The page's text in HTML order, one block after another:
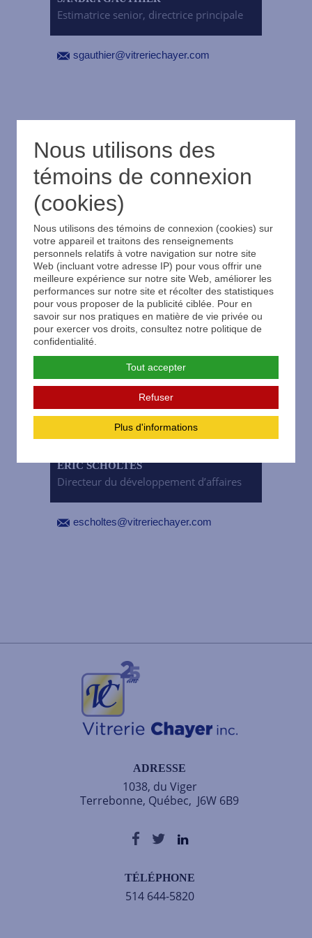
Estimatrice senior, directrice principale
sgauthier@vitreriechayer.com
ÉRIC SCHOLTÈS
Directeur du développement d’affaires
escholtes@vitreriechayer.com
ADRESSE
1038, du Viger
Terrebonne, Québec, J6W 6B9
TÉLÉPHONE
514 644-5820
Nous utilisons des
témoins de connexion
(cookies)
Nous utilisons des témoins de connexion (cookies) sur
votre appareil et traitons des renseignements
personnels relatifs à votre navigation sur notre site
Web (incluant votre adresse IP) pour vous offrir une
meilleure expérience sur notre site Web, améliorer les
performances sur notre site et récolter des statistiques
pour vous proposer de la publicité ciblée. Pour en
savoir sur nos pratiques en matière de vie privée ou
pour exercer vos droits, consultez notre politique de
confidentialité.
Tout accepter
Refuser
Plus d'informations